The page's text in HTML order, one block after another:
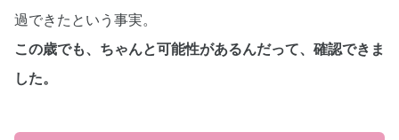
過できたという事実。
この歳でも、ちゃんと可能性があるんだって、確認できま
した。